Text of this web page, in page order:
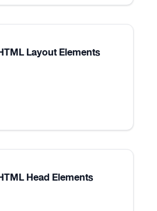
Layout Elements
Head Elements